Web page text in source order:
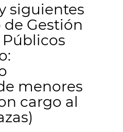
siguientes
Gestión
Públicos
menores
cargo al